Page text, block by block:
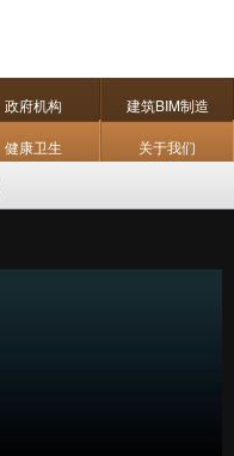
政府机构 建筑BIM制造
健康卫生 关于我们